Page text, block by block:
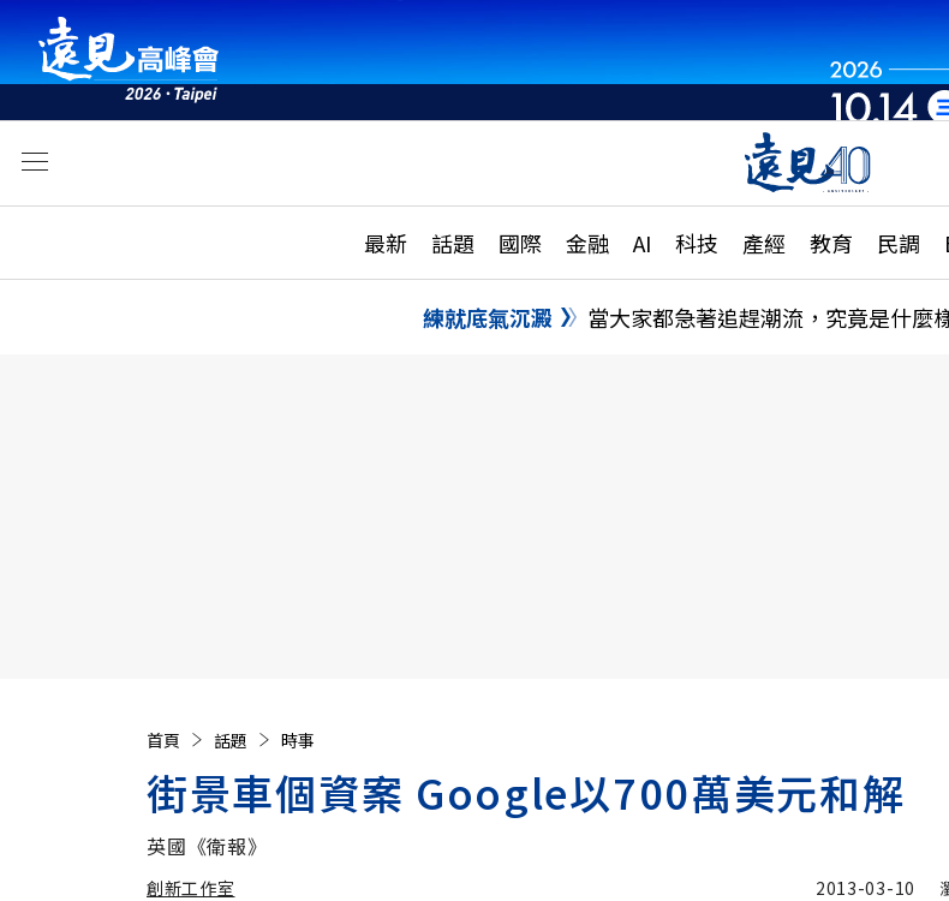
最新 話題 國際 金融 AI 科技 產經 教育 民調
活動
話題
國際
特輯
大學升學、職涯攻略
縣市施政調查全解
民調
練就底氣沉澱 當大家都急著追趕潮流，究竟是什麼
首頁 話題 時事
街景車個資案 Google以700萬美元和解
英國《衛報》
創新工作室 2013-03-10